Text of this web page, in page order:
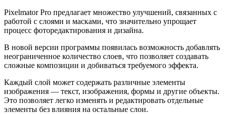
Pixelmator Pro предлагает множество улучшений, связанных с
работой с слоями и масками, что значительно упрощает
процесс фоторедактирования и дизайна.
В новой версии программы появилась возможность добавлять
неограниченное количество слоев, что позволяет создавать
сложные композиции и добиваться требуемого эффекта.
Каждый слой может содержать различные элементы
изображения — текст, изображения, формы и другие объекты.
Это позволяет легко изменять и редактировать отдельные
элементы без влияния на остальные слои.